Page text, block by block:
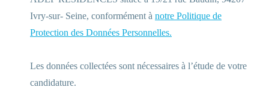
Ivry-sur- Seine, conformément à notre Politique de
Protection des Données Personnelles.
Les données collectées sont nécessaires à l’étude de votre
candidature.